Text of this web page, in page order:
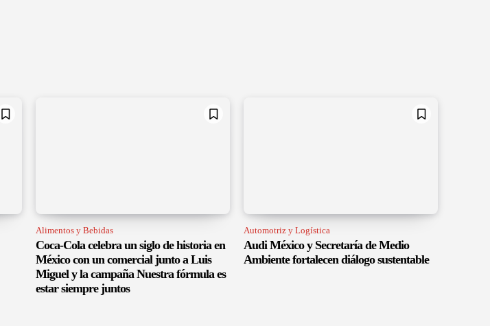
Alimentos y Bebidas
Coca-Cola celebra un siglo de historia en
México con un comercial junto a Luis
Miguel y la campaña Nuestra fórmula es
estar siempre juntos
Automotriz y Logística
Audi México y Secretaría de Medio
Ambiente fortalecen diálogo sustentable